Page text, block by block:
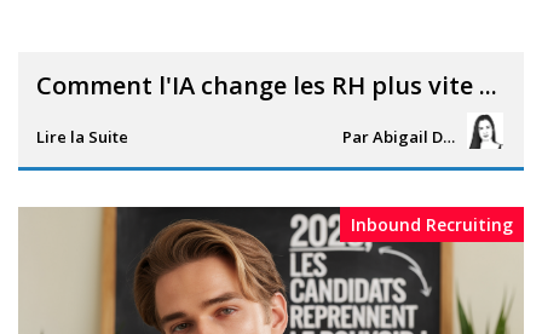
Comment l'IA change les RH plus vite ...
Lire la Suite Par Abigail Davies
Inbound Recruiting